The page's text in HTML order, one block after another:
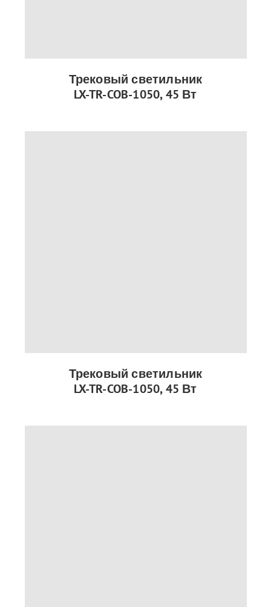
Трековый светильник
LX-TR-COB-1050, 45 Вт
Трековый светильник
LX-TR-COB-1050, 45 Вт